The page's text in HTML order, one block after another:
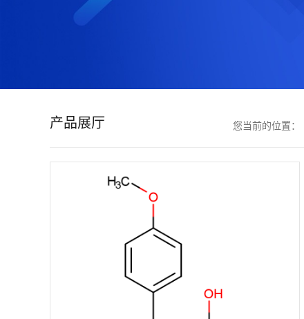
产品展厅 您当前的位置：